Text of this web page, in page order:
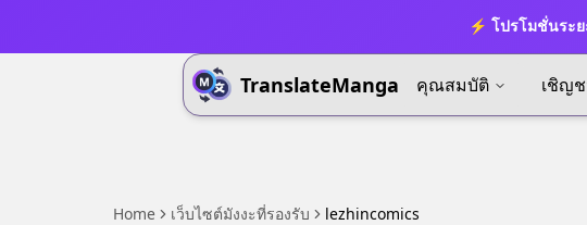
⚡ โปรโมชั่นระ
TranslateManga คุณสมบัติ เชิญ
Home เว็บไซต์มังงะที่รองรับ lezhincomics